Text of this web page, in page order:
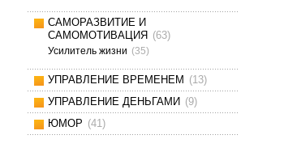
САМОРАЗВИТИЕ И
САМОМОТИВАЦИЯ (63)
Усилитель жизни (35)
УПРАВЛЕНИЕ ВРЕМЕНЕМ (13)
УПРАВЛЕНИЕ ДЕНЬГАМИ (9)
ЮМОР (41)